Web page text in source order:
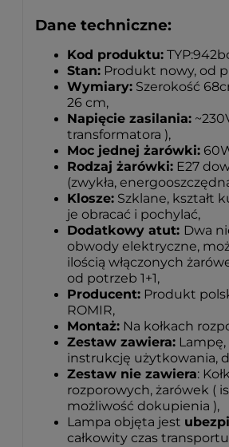
Dane techniczne:
Kod produktu:
Stan: Produkt nowy, od
Wymiary: Szerokość
26 cm,
Napięcie zasilania:
transformatora ),
Moc jednej żarówki:
Rodzaj żarówki: E27
(zwykła,
Klosze: Szklane, kształt
je obracać i pochylać,
Dodatkowy atut: Dwa
obwody elektryczne,
ilością włączonych
od potrzeb 1+1,
Producent: Produkt
ROMIR,
Montaż: Na kołkach
Zestaw zawiera: Lampę,
instrukcję użytkowania,
Zestaw nie zawiera:
rozporowych, żarówek (
możliwość dokupienia ),
Lampa objęta jest
całkowity czas